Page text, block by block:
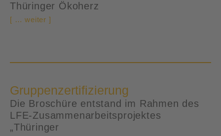
Thüringer Ökoherz
[ … weiter ]
Gruppenzertifizierung
Die Broschüre entstand im Rahmen des
LFE-Zusammenarbeitsprojektes
„Thüringer